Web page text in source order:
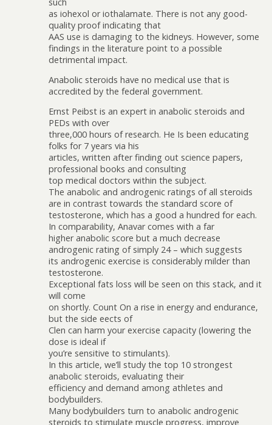
as iohexol or iothalamate. There is not any good-
quality proof indicating that
AAS use is damaging to the kidneys. However, some
findings in the literature point to a possible
detrimental impact.
Anabolic steroids have no medical use that is
accredited by the federal government.
Ernst Peibst is an expert in anabolic steroids and
PEDs with over
three,000 hours of research. He Is been educating
folks for 7 years via his
articles, written after finding out science papers,
professional books and consulting
top medical doctors within the subject.
The anabolic and androgenic ratings of all steroids
are in contrast towards the standard score of
testosterone, which has a good a hundred for each.
In comparability, Anavar comes with a far
higher anabolic score but a much decrease
androgenic rating of simply 24 – which suggests
its androgenic exercise is considerably milder than
testosterone.
Exceptional fats loss will be seen on this stack, and it
will come
on shortly. Count On a rise in energy and endurance,
but the side effects of
Clen can harm your exercise capacity (lowering the
dose is ideal if
you’re sensitive to stimulants).
In this article, we’ll study the top 10 strongest
anabolic steroids, evaluating their
efficiency and demand among athletes and
bodybuilders.
Many bodybuilders turn to anabolic androgenic
steroids to stimulate muscle progress, improve